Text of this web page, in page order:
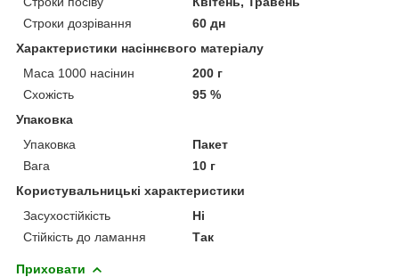
Строки дозрівання
60 дн
Характеристики насіннєвого матеріалу
Маса 1000 насінин
200 г
Схожість
95 %
Упаковка
Упаковка
Пакет
Вага
10 г
Користувальницькі характеристики
Засухостійкість
Ні
Стійкість до ламання
Так
Приховати